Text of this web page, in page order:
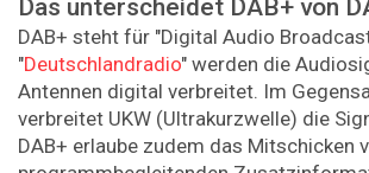
Das unterscheidet DAB+ von
DAB+ steht für "Digital Audio
"Deutschlandradio" werden die
Antennen digital verbreitet. Im
verbreitet UKW (Ultrakurzwelle) die
DAB+ erlaube zudem das Mitschicken